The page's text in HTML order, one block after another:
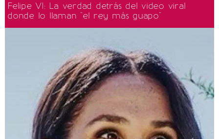
Felipe VI: La verdad detrás del video viral
donde lo llaman "el rey más guapo"